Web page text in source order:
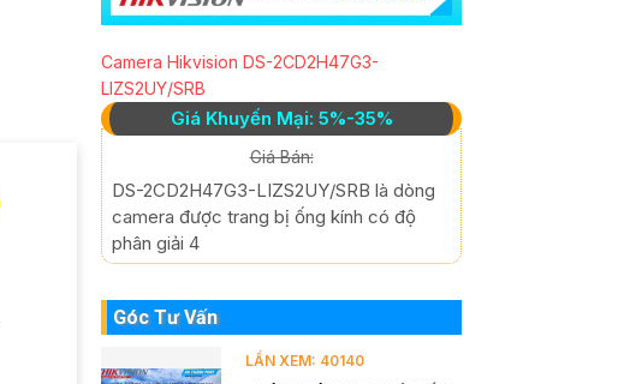
Camera Hikvision DS-2CD2H47G3-
LIZS2UY/SRB
Giá Khuyến Mại: 5%-35%
Giá Bán:
DS-2CD2H47G3-LIZS2UY/SRB là dòng
camera được trang bị ống kính có độ
phân giải 4
Góc Tư Vấn
LẦN XEM: 40140